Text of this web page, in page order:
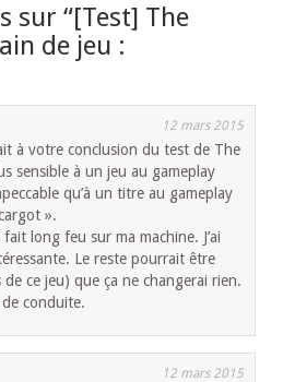
sur “[Test] The
de jeu :
12 mars 2015
à votre conclusion du test de The
sensible à un jeu au gameplay
qu’à un titre au gameplay
».
long feu sur ma machine. J’ai
Le reste pourrait être
de ce jeu) que ça ne changerai rien.
conduite.
12 mars 2015